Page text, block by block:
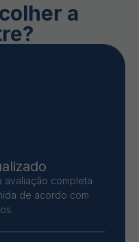
a
avaliação completa
de acordo com